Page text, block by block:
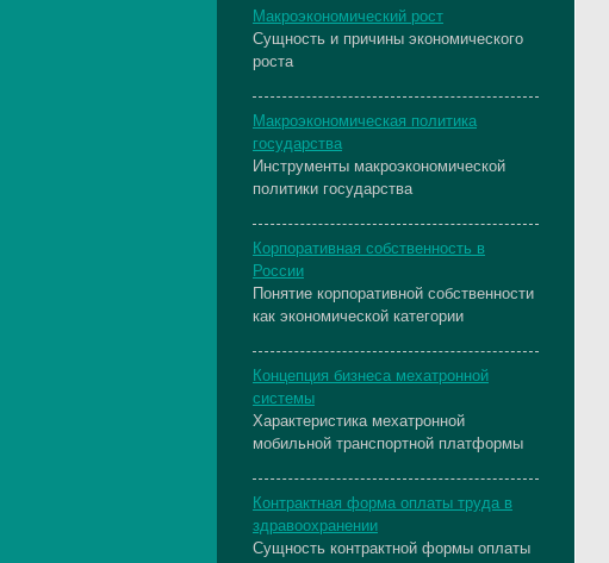
Макроэкономический рост
Сущность и причины экономического
роста
Макроэкономическая политика
государства
Инструменты макроэкономической
политики государства
Корпоративная собственность в
России
Понятие корпоративной собственности
как экономической категории
Концепция бизнеса мехатронной
системы
Характеристика мехатронной
мобильной транспортной платформы
Контрактная форма оплаты труда в
здравоохранении
Сущность контрактной формы оплаты